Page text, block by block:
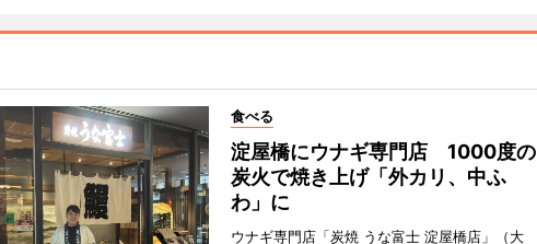
食べる
淀屋橋にウナギ専門店 1000度の
炭火で焼き上げ「外カリ、中ふ
わ」に
ウナギ専門店「炭焼 うな富士 淀屋橋店」（大